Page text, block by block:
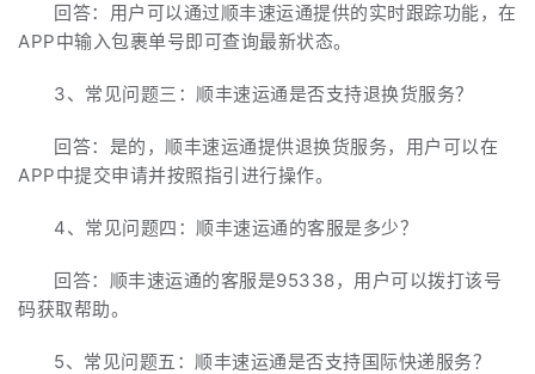
回答：用户可以通过顺丰速运通提供的实时跟踪功能，在
APP中输入包裹单号即可查询最新状态。
3、常见问题三：顺丰速运通是否支持退换货服务？
回答：是的，顺丰速运通提供退换货服务，用户可以在
APP中提交申请并按照指引进行操作。
4、常见问题四：顺丰速运通的客服是多少？
回答：顺丰速运通的客服是95338，用户可以拨打该号
码获取帮助。
5、常见问题五：顺丰速运通是否支持国际快递服务？